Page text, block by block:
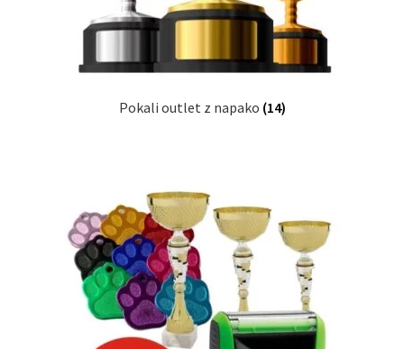
Pokali outlet z napako (14)